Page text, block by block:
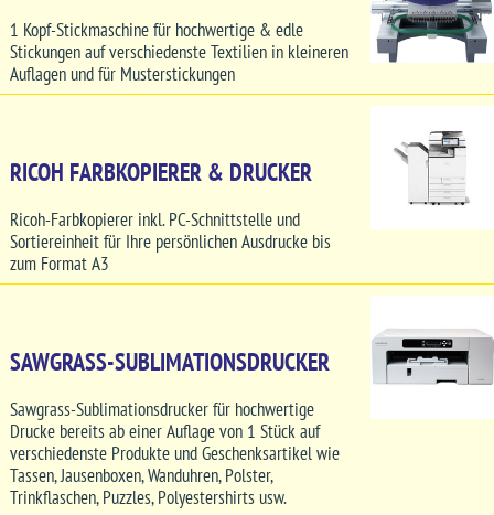
1 Kopf-Stickmaschine für hochwertige & edle
Stickungen auf verschiedenste Textilien in kleineren
Auflagen und für Musterstickungen
RICOH FARBKOPIERER & DRUCKER
Ricoh-Farbkopierer inkl. PC-Schnittstelle und
Sortiereinheit für Ihre persönlichen Ausdrucke bis
zum Format A3
SAWGRASS-SUBLIMATIONSDRUCKER
Sawgrass-Sublimationsdrucker für hochwertige
Drucke bereits ab einer Auflage von 1 Stück auf
verschiedenste Produkte und Geschenksartikel wie
Tassen, Jausenboxen, Wanduhren, Polster,
Trinkflaschen, Puzzles, Polyestershirts usw.